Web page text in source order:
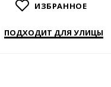
ИЗБРАННОЕ
ПОДХОДИТ ДЛЯ УЛИЦЫ